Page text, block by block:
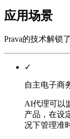
应用场景
Prava的技术解锁
✓
自主电子商
AI代理可以
产品，在设
况下管理准